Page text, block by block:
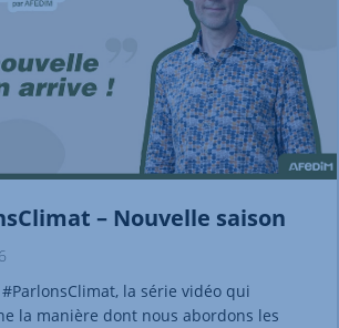
– Nouvelle saison
la série vidéo qui
la manière dont nous abordons les